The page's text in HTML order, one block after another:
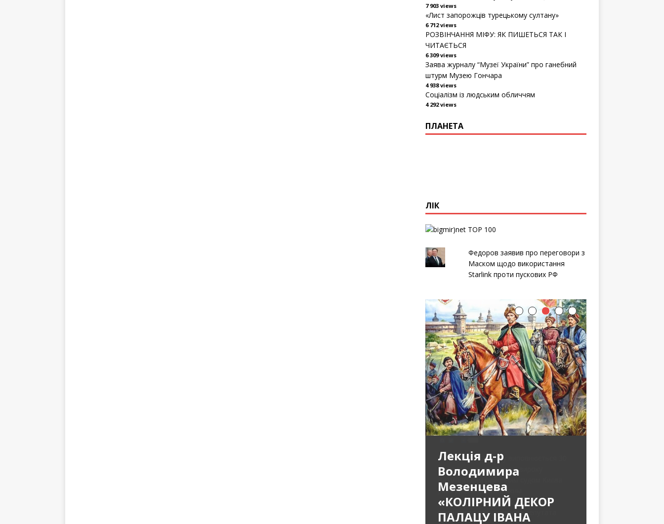
7 903 views
«Лист запорожців турецькому султану»
6 712 views
РОЗВІНЧАННЯ МІФУ: ЯК ПИШЕТЬСЯ ТАК І
ЧИТАЄТЬСЯ
6 309 views
Заява журналу “Музеї України” про ганебний
штурм Музею Гончара
4 938 views
Соціалізм із людським обличчям
4 292 views
ПЛАНЕТА
ЛІК
Федоров заявив про переговори з
Маском щодо використання
Starlink проти пускових РФ
Лекція д-р
Володимира
Мезенцева
«КОЛІРНИЙ ДЕКОР
ПАЛАЦУ ІВАНА